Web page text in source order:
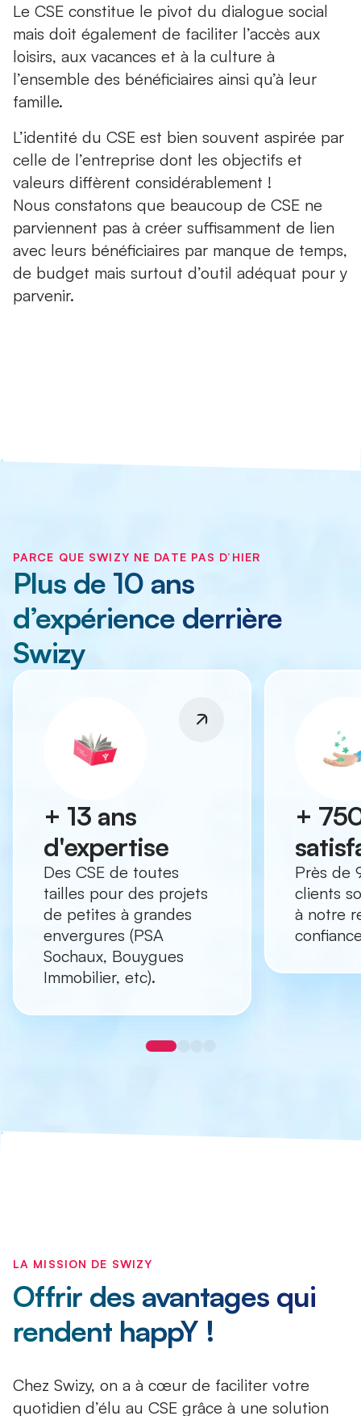
Le CSE constitue le pivot du dialogue social
mais doit également de faciliter l’accès aux
loisirs, aux vacances et à la culture à
l’ensemble des bénéficiaires ainsi qu’à leur
famille.
L’identité du CSE est bien souvent aspirée par
celle de l’entreprise dont les objectifs et
valeurs diffèrent considérablement !
Nous constatons que beaucoup de CSE ne
parviennent pas à créer suffisamment de lien
avec leurs bénéficiaires par manque de temps,
de budget mais surtout d’outil adéquat pour y
parvenir.
PARCE QUE SWIZY NE DATE PAS D’HIER
Plus de 10 ans
d’expérience derrière
Swizy
+ 13 ans
d'expertise
Des CSE de toutes
tailles pour des projets
de petites à grandes
envergures (PSA
Sochaux, Bouygues
Immobilier, etc).
+
Près de
clients
à notre
LA MISSION DE SWIZY
Offrir des avantages qui
rendent happY !
Chez Swizy, on a à cœur de faciliter votre
quotidien d’élu au CSE grâce à une solution